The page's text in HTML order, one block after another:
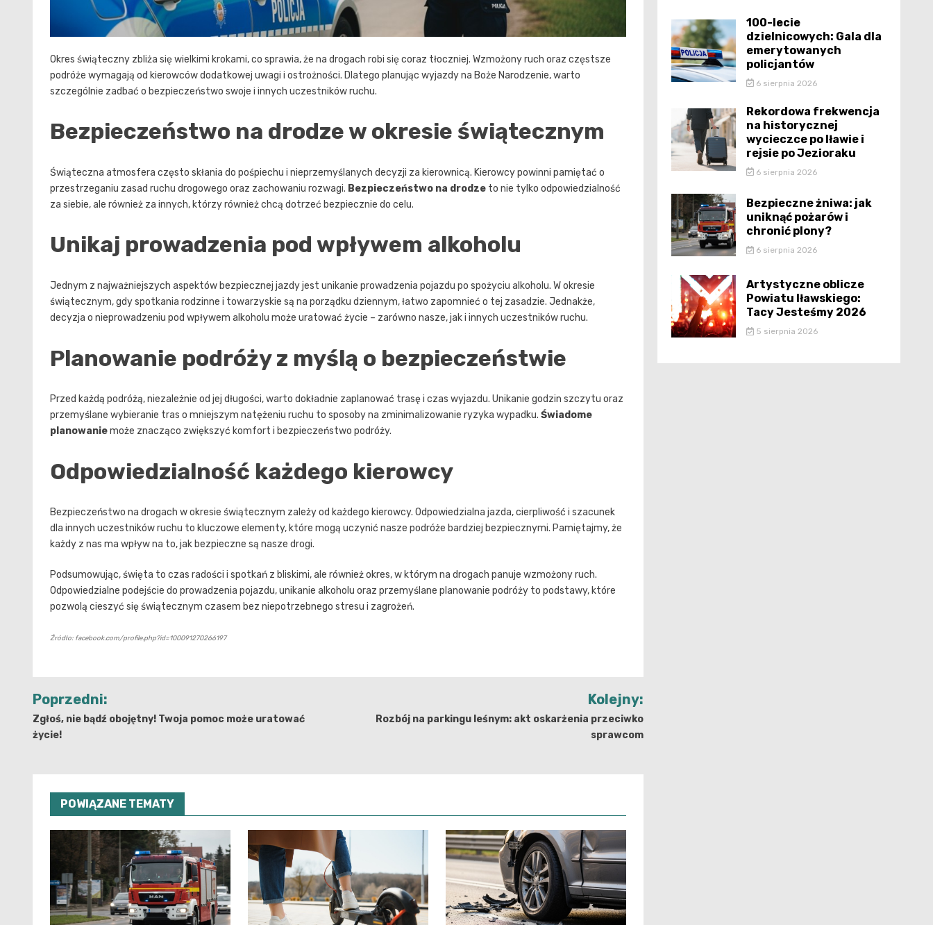
Okres świąteczny zbliża się wielkimi krokami, co sprawia, że na drogach robi się coraz tłoczniej. Wzmożony ruch oraz częstsze
podróże wymagają od kierowców dodatkowej uwagi i ostrożności. Dlatego planując wyjazdy na Boże Narodzenie, warto
szczególnie zadbać o bezpieczeństwo swoje i innych uczestników ruchu.
Bezpieczeństwo na drodze w okresie świątecznym
Świąteczna atmosfera często skłania do pośpiechu i nieprzemyślanych decyzji za kierownicą. Kierowcy powinni pamiętać o
przestrzeganiu zasad ruchu drogowego oraz zachowaniu rozwagi. Bezpieczeństwo na drodze to nie tylko odpowiedzialność
za siebie, ale również za innych, którzy również chcą dotrzeć bezpiecznie do celu.
Unikaj prowadzenia pod wpływem alkoholu
Jednym z najważniejszych aspektów bezpiecznej jazdy jest unikanie prowadzenia pojazdu po spożyciu alkoholu. W okresie
świątecznym, gdy spotkania rodzinne i towarzyskie są na porządku dziennym, łatwo zapomnieć o tej zasadzie. Jednakże,
decyzja o nieprowadzeniu pod wpływem alkoholu może uratować życie – zarówno nasze, jak i innych uczestników ruchu.
Planowanie podróży z myślą o bezpieczeństwie
Przed każdą podróżą, niezależnie od jej długości, warto dokładnie zaplanować trasę i czas wyjazdu. Unikanie godzin szczytu oraz
przemyślane wybieranie tras o mniejszym natężeniu ruchu to sposoby na zminimalizowanie ryzyka wypadku. Świadome
planowaniemoże znacząco zwiększyć komfort i bezpieczeństwo podróży.
Odpowiedzialność każdego kierowcy
Bezpieczeństwo na drogach w okresie świątecznym zależy od każdego kierowcy. Odpowiedzialna jazda, cierpliwość i szacunek
dla innych uczestników ruchu to kluczowe elementy, które mogą uczynić nasze podróże bardziej bezpiecznymi. Pamiętajmy, że
każdy z nas ma wpływ na to, jak bezpieczne są nasze drogi.
Podsumowując, święta to czas radości i spotkań z bliskimi, ale również okres, w którym na drogach panuje wzmożony ruch.
Odpowiedzialne podejście do prowadzenia pojazdu, unikanie alkoholu oraz przemyślane planowanie podróży to podstawy, które
pozwolą cieszyć się świątecznym czasem bez niepotrzebnego stresu i zagrożeń.
Źródło: facebook.com/profile.php?id=100091270266197
Nawigacja
wpisu
Poprzedni:
Zgłoś, nie bądź obojętny! Twoja pomoc może uratować
życie!
Kolejny:
Rozbój na parkingu leśnym: akt oskarżenia przeciwko
sprawcom
POWIĄZANE TEMATY
100-lecie
dzielnicowych: Gala dla
emerytowanych
policjantów
6 sierpnia 2026
Rekordowa frekwencja
na historycznej
wycieczce po Iławie i
rejsie po Jezioraku
6 sierpnia 2026
Bezpieczne żniwa: jak
uniknąć pożarów i
chronić plony?
6 sierpnia 2026
Artystyczne oblicze
Powiatu Iławskiego:
Tacy Jesteśmy 2026
5 sierpnia 2026